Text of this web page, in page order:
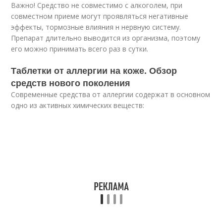
Важно! Средство не совместимо с алкоголем, при
совместном приеме могут проявляться негативные
эффекты, тормозные влияния н нервную систему.
Препарат длительно выводится из организма, поэтому
его можно принимать всего раз в сутки.
Таблетки от аллергии на коже. Обзор
средств нового поколения
Современные средства от аллергии содержат в основном
одно из активных химических веществ: